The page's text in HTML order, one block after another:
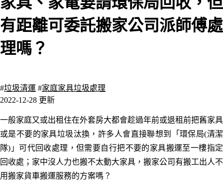
有距離可委託搬家公司派師傅處
理嗎？
#垃圾清運 #家庭家具垃圾處理
2022-12-28 更新
一般家庭又或出租住在外套房大都會趁過年前或退租前把舊家具
或是不要的家具垃圾汰換，許多人會直接聯想到「環保局(清潔
隊)」可代回收處理 ，但需要自行把不要的家具搬運至一樓指定
回收處；家中沒人力也搬不太動大家具，搬家公司有搬工出人不
用搬家貨車搬運服務的方案嗎？